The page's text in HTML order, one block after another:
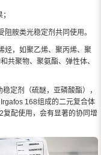
胺类光稳定剂共同使用。
烃，如聚乙烯、聚丙烯、聚
共聚物、聚氨酯、弹性体、
定剂（硫醚，亚磷酸酯），
168组成的二元复合体
配使用，会有显著的协同增